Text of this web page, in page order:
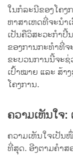
ໃນກໍລະນີຂອງໂຄງ
ຫາສາເຫດທີ່ຈະນຳ
ເປັນຄືວິສະວະກຳປີ້
ຂອງການກະທຳທີ່ຈ
ຂະບວນການນີ້ຈະ
ເປົ້າໝາຍ ແລະ ສ້
ໂຄງການ.
ຄວາມເຫັນໃຈ
ຄວາມເຫັນໃຈເປັ
ທີ່ສຸດ. ອີງຕາມຄຳສ